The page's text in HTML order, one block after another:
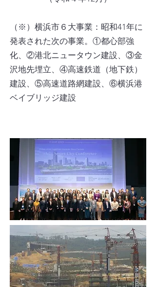
（※）横浜市６大事業：昭和41年に
発表された次の事業。①都心部強
化、②港北ニュータウン建設、③金
沢地先埋立、④高速鉄道（地下鉄）
建設、⑤高速道路網建設、⑥横浜港
ベイブリッジ建設